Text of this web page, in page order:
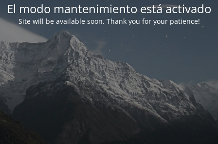
El modo mantenimiento está activado
Site will be available soon. Thank you for your patience!